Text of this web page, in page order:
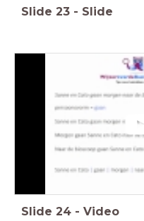
Slide 23 - Slide
Slide 24 - Video